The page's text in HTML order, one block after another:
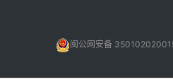
闽公网安备